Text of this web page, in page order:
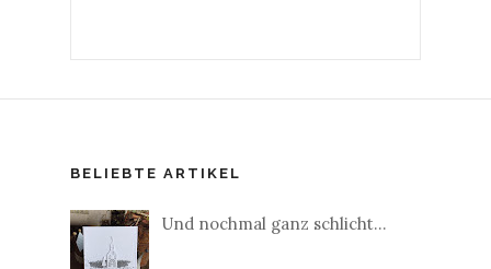
BELIEBTE ARTIKEL
Und nochmal ganz schlicht...